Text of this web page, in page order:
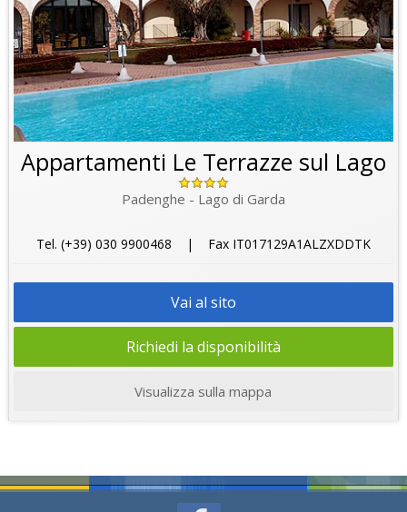
Appartamenti Le Terrazze sul Lago
Padenghe - Lago di Garda
Tel. (+39) 030 9900468 | Fax IT017129A1ALZXDDTK
Vai al sito
Richiedi la disponibilità
Visualizza sulla mappa